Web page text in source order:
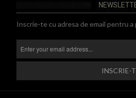
Inscrie-te cu adresa de email pentru a